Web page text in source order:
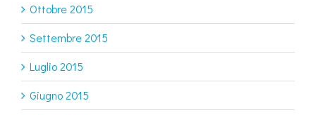
Ottobre 2015
Settembre 2015
Luglio 2015
Giugno 2015